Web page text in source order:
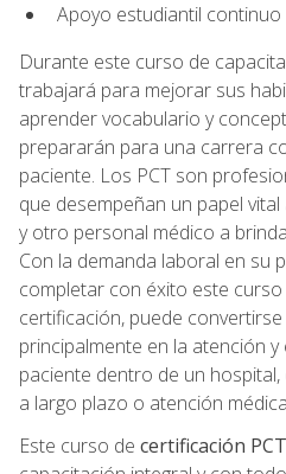
Apoyo estudiantil continuo
Durante este curso de
trabajará para mejorar sus
aprender vocabulario y
prepararán para una carrera
paciente. Los PCT son
que desempeñan un papel
y otro personal médico a
Con la demanda laboral en su
completar con éxito este curso
certificación, puede
principalmente en la atención
paciente dentro de un
a largo plazo o atención
Este curso de certificación PCT